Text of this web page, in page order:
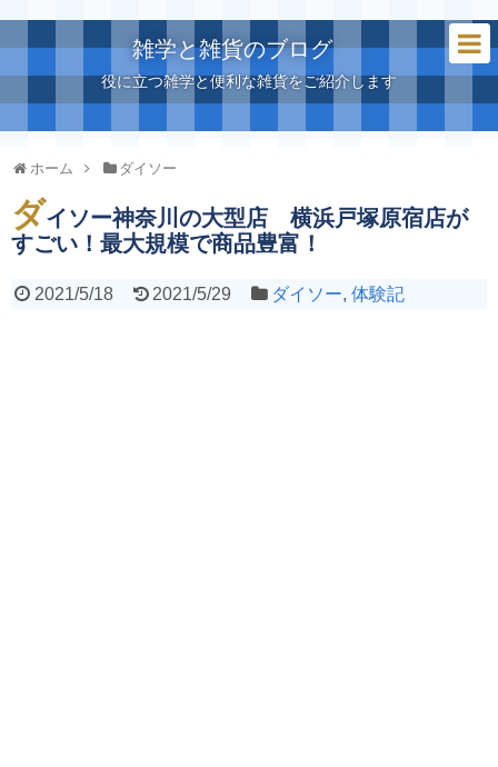
雑学と雑貨のブログ
役に立つ雑学と便利な雑貨をご紹介します
ホーム ダイソー
ダイソー神奈川の大型店 横浜戸塚原宿店が
すごい！最大規模で商品豊富！
2021/5/18 2021/5/29 ダイソー,体験記